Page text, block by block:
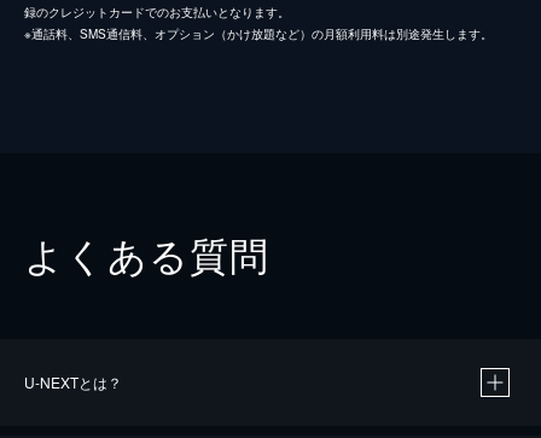
録のクレジットカードでのお支払いとなります。
※通話料、SMS通信料、オプション（かけ放題など）の月額利用料は別途発生します。
よくある質問
U-NEXTとは？